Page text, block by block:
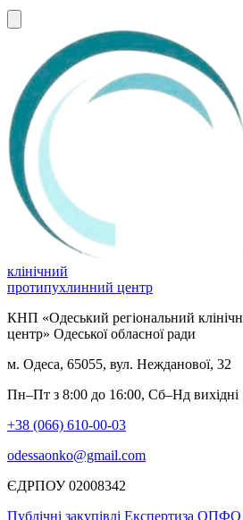
клінічний
протипухлинний центр
КНП «Одеський регіональний
центр» Одеської обласної ради
м. Одеса, 65055, вул. Нежданової, 32
Пн–Пт з 8:00 до 16:00, Сб–Нд вихідні
+38 (066) 610-00-03
odessaonko@gmail.com
ЄДРПОУ 02008342
Публічні закупівлі Експертиза ОПФО